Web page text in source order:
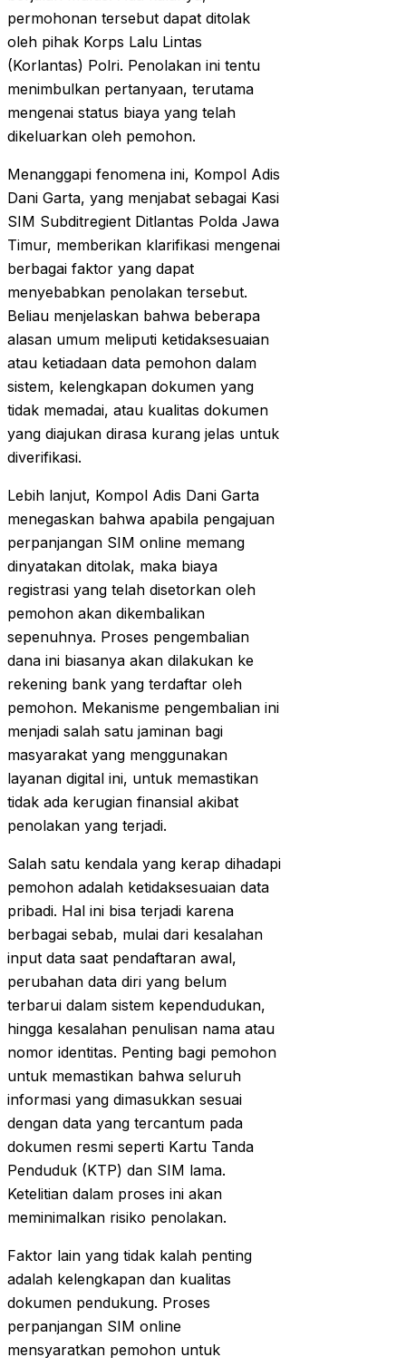
permohonan tersebut dapat ditolak
oleh pihak Korps Lalu Lintas
(Korlantas) Polri. Penolakan ini tentu
menimbulkan pertanyaan, terutama
mengenai status biaya yang telah
dikeluarkan oleh pemohon.
Menanggapi fenomena ini, Kompol Adis
Dani Garta, yang menjabat sebagai Kasi
SIM Subditregient Ditlantas Polda Jawa
Timur, memberikan klarifikasi mengenai
berbagai faktor yang dapat
menyebabkan penolakan tersebut.
Beliau menjelaskan bahwa beberapa
alasan umum meliputi ketidaksesuaian
atau ketiadaan data pemohon dalam
sistem, kelengkapan dokumen yang
tidak memadai, atau kualitas dokumen
yang diajukan dirasa kurang jelas untuk
diverifikasi.
Lebih lanjut, Kompol Adis Dani Garta
menegaskan bahwa apabila pengajuan
perpanjangan SIM online memang
dinyatakan ditolak, maka biaya
registrasi yang telah disetorkan oleh
pemohon akan dikembalikan
sepenuhnya. Proses pengembalian
dana ini biasanya akan dilakukan ke
rekening bank yang terdaftar oleh
pemohon. Mekanisme pengembalian ini
menjadi salah satu jaminan bagi
masyarakat yang menggunakan
layanan digital ini, untuk memastikan
tidak ada kerugian finansial akibat
penolakan yang terjadi.
Salah satu kendala yang kerap dihadapi
pemohon adalah ketidaksesuaian data
pribadi. Hal ini bisa terjadi karena
berbagai sebab, mulai dari kesalahan
input data saat pendaftaran awal,
perubahan data diri yang belum
terbarui dalam sistem kependudukan,
hingga kesalahan penulisan nama atau
nomor identitas. Penting bagi pemohon
untuk memastikan bahwa seluruh
informasi yang dimasukkan sesuai
dengan data yang tercantum pada
dokumen resmi seperti Kartu Tanda
Penduduk (KTP) dan SIM lama.
Ketelitian dalam proses ini akan
meminimalkan risiko penolakan.
Faktor lain yang tidak kalah penting
adalah kelengkapan dan kualitas
dokumen pendukung. Proses
perpanjangan SIM online
mensyaratkan pemohon untuk